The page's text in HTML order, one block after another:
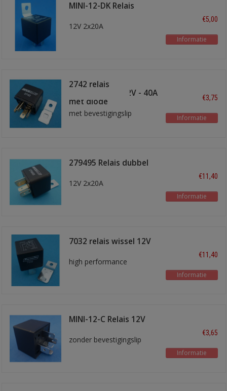
MINI-12-DK Relais
12V 2x20A
€5,00
Informatie
2742 relais
maakkontakt 12V - 40A
met diode
met bevestigingslip
€3,75
Informatie
279495 Relais dubbel
12V 2x20A
€11,40
Informatie
7032 relais wissel 12V
high performance
€11,40
Informatie
MINI-12-C Relais 12V
zonder bevestigingslip
€3,65
Informatie